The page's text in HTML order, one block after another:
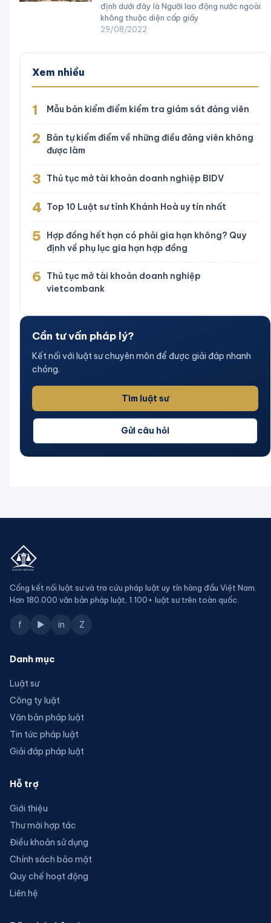
định dưới đây là Người lao động nước ngoài
không thuộc diện cấp giấy
29/08/2022
Xem nhiều
1 Mẫu bản kiểm điểm kiểm tra giám sát đảng viên
2
Bản tự kiểm điểm về những điều đảng viên không
được làm
3 Thủ tục mở tài khoản doanh nghiệp BIDV
4 Top 10 Luật sư tỉnh Khánh Hoà uy tín nhất
5
Hợp đồng hết hạn có phải gia hạn không? Quy
định về phụ lục gia hạn hợp đồng
6
Thủ tục mở tài khoản doanh nghiệp
vietcombank
Cần tư vấn pháp lý?
Kết nối với luật sư chuyên môn để được giải đáp nhanh
chóng.
Tìm luật sư
Gửi câu hỏi
Cổng kết nối luật sư và tra cứu pháp luật uy tín hàng đầu Việt Nam.
Hơn 180.000 văn bản pháp luật, 1.100+ luật sư trên toàn quốc.
f ▶ in Z
Danh mục
Luật sư
Công ty luật
Văn bản pháp luật
Tin tức pháp luật
Giải đáp pháp luật
Hỗ trợ
Giới thiệu
Thư mời hợp tác
Điều khoản sử dụng
Chính sách bảo mật
Quy chế hoạt động
Liên hệ